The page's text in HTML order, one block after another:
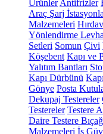
Ürünler Antifrizler
Araç Şarj
Malzemeleri
Yönlendirme
Setleri Somun Çivi
Köşebent Kapı ve
Yalıtım Bantları
Kapı Dürbünü
Gönye Posta
Dekupaj Testereler
Testereler Testere
Daire Testere
Malzemeleri İş